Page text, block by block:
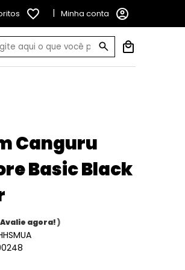
favorite_border | Minha conta account_circle
Canguru
Basic Black
Avalie agora!)